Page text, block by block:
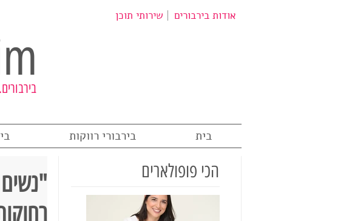
בירבורים.
אודות בירבורים שירותי תוכן
בית בירבורי רווקות
הכי פופולארים